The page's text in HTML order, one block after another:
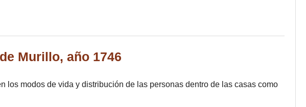
Murillo, año 1746
modos de vida y distribución de las personas dentro de las casas como